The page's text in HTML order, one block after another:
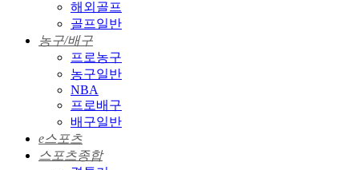
해외골프
골프일반
농구/배구
프로농구
농구일반
NBA
프로배구
배구일반
e스포츠
스포츠종합